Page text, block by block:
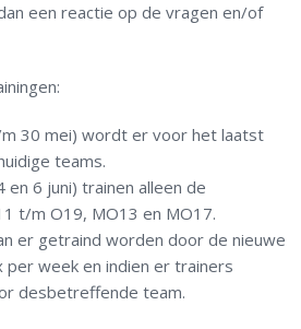
een reactie op de vragen en/of
30 mei) wordt er voor het laatst
teams.
en 6 juni) trainen alleen de
t/m O19, MO13 en MO17.
er getraind worden door de nieuwe
per week en indien er trainers
desbetreffende team.